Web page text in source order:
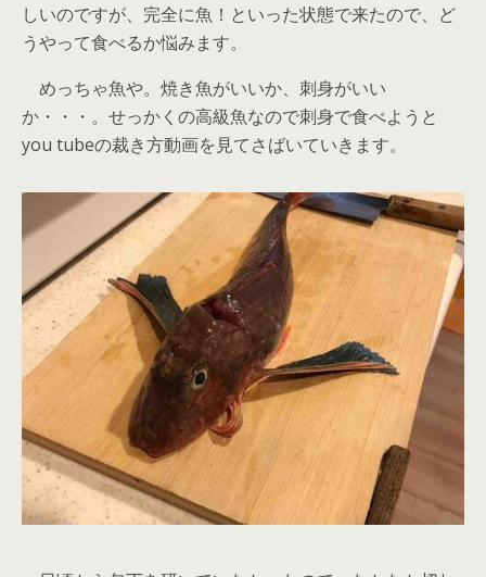
しいのですが、完全に魚！といった状態で来たので、ど
うやって食べるか悩みます。
めっちゃ魚や。焼き魚がいいか、刺身がいい
か・・・。せっかくの高級魚なので刺身で食べようと
you tubeの裁き方動画を見てさばいていきます。